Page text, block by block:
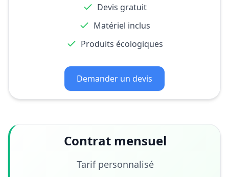
Devis gratuit
Matériel inclus
Produits écologiques
Demander un devis
Contrat mensuel
Tarif personnalisé